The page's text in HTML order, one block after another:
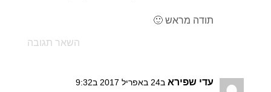
תודה מראש 🙂
השאר תגובה
עדי שפירא ב24 באפריל 2017 ב9:32